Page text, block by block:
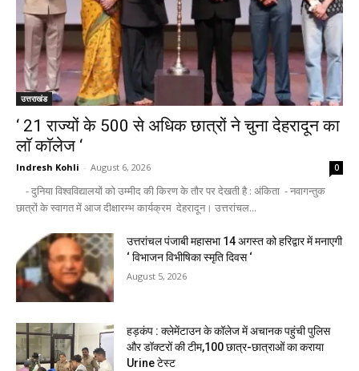
उत्तराखंड
‘ 21 राज्यों के 500 से अधिक छात्रों ने चुना देहरादून का
लाॅ काॅलेज ‘
Indresh Kohli - August 6, 2026 0
- दुनिया विश्वविद्यालयों को उम्मीद की किरण के तौर पर देखती है : अंकिता - नवागन्तुक
छात्रों के स्वागत में आज दीक्षारम्भ कार्यक्रम देहरादून। उत्तरांचल...
उत्तरांचल पंजाबी महासभा 14 अगस्त को हरिद्वार में मनाएगी
‘ विभाजन विभीषिका स्मृति दिवस ‘
August 5, 2026
हड़कंप : क्लेमेंटाउन के कॉलेज में अचानक पहुंची पुलिस
और डॉक्टरों की टीम,100 छात्र-छात्राओं का कराया
Urine टेस्ट